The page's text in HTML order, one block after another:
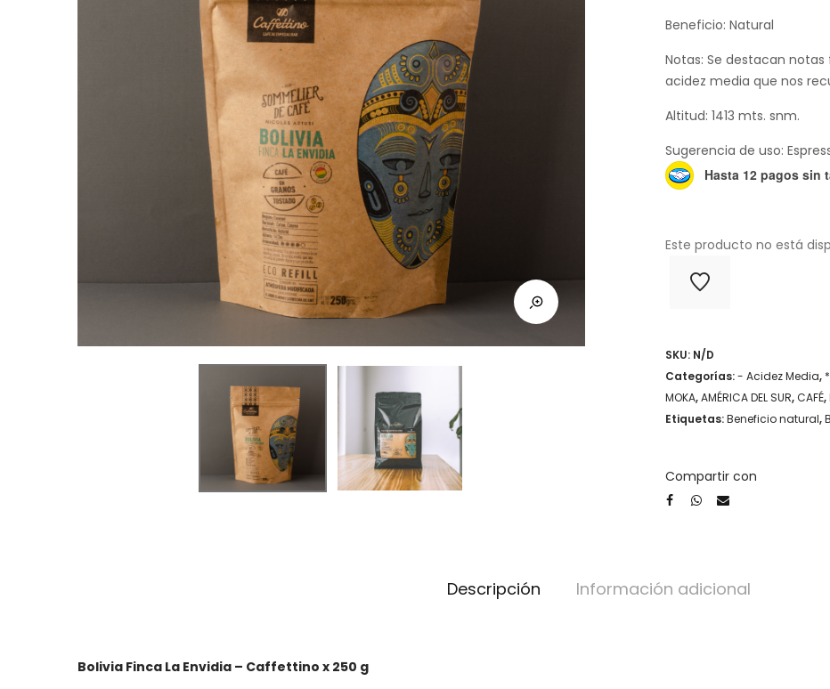
Beneficio: Natural
Notas: Se destacan
acidez media que nos
Altitud: 1413 mts. snm.
Sugerencia de uso:
Hasta 12 pagos sin
Este producto no está
SKU: N/D
Categorías:- Acidez Media,
MOKA,AMÉRICA DEL SUR,CAFÉ,
Etiquetas:Beneficio natural,
Compartir con
Descripción Información adicional
Bolivia Finca La Envidia – Caffettino x 250 g